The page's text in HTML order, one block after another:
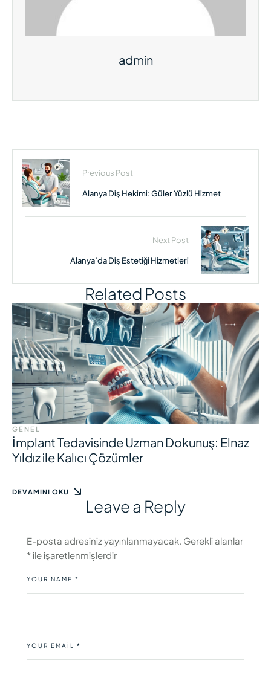
admin
Previous Post
Alanya Diş Hekimi: Güler Yüzlü Hizmet
Next Post
Alanya’da Diş Estetiği Hizmetleri
Related Posts
GENEL
İmplant Tedavisinde Uzman Dokunuş: Elnaz
Yıldız ile Kalıcı Çözümler
DEVAMINI OKU
Leave a Reply
E-posta adresiniz yayınlanmayacak. Gerekli alanlar
* ile işaretlenmişlerdir
YOUR NAME *
YOUR EMAIL *